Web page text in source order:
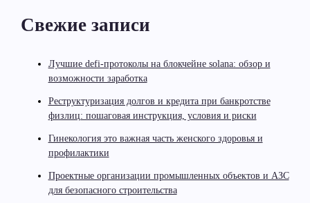
Свежие записи
Лучшие defi-протоколы на блокчейне solana: обзор и
возможности заработка
Реструктуризация долгов и кредита при банкротстве
физлиц: пошаговая инструкция, условия и риски
Гинекология это важная часть женского здоровья и
профилактики
Проектные организации промышленных объектов и АЗС
для безопасного строительства